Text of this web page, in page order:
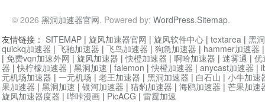
© 2026 黑洞加速器官网. Powered by: WordPress.Sitemap.
友情链接： SITEMAP | 旋风加速器官网 | 旋风软件中心 | textarea | 黑
quickq加速器 | 飞驰加速器 | 飞鸟加速器 | 狗急加速器 | hammer加速器
| 免费vqn加速外网 | 旋风加速器 |快橙加速器 | 啊哈加速器 | 迷雾通 | 优
器 |快柠檬加速器 | 黑洞加速 | falemon |快橙加速器 | anycast加速器 |
元机场加速器 | 一元机场 | 老王加速器 | 黑洞加速器 | 白石山 | 小牛加速
果加速器 | 黑洞加速 | 银河加速器 | 猎豹加速器 | 海鸥加速器 | 芒果加速
旋风加速器度器 | 哔咔漫画 | PicACG | 雷霆加速